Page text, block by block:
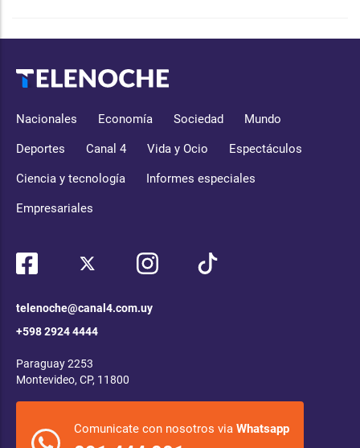
Nacionales Economía Sociedad Mundo
Deportes Canal 4 Vida y Ocio Espectáculos
Ciencia y tecnología Informes especiales
Empresariales
telenoche@canal4.com.uy
+598 2924 4444
Paraguay 2253
Montevideo, CP, 11800
Comunicate con nosotros via Whatsapp